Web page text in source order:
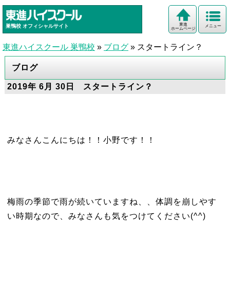
巣鴨校 オフィシャルサイト メニュー
東進
ホームページ
東進ハイスクール 巣鴨校 » ブログ » スタートライン？
ブログ
2019年 6月 30日 スタートライン？
みなさんこんにちは！！小野です！！
梅雨の季節で雨が続いていますね、、体調を崩しやす
い時期なので、みなさんも気をつけてください(^^)